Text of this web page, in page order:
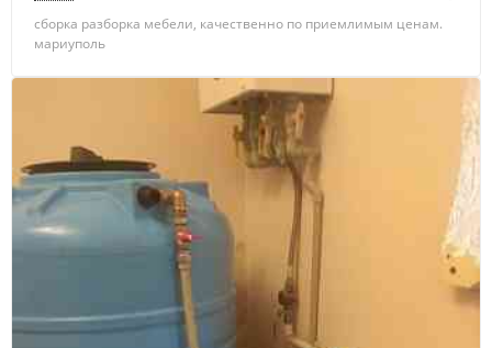
сборка разборка мебели, качественно по приемлимым ценам.
мариуполь